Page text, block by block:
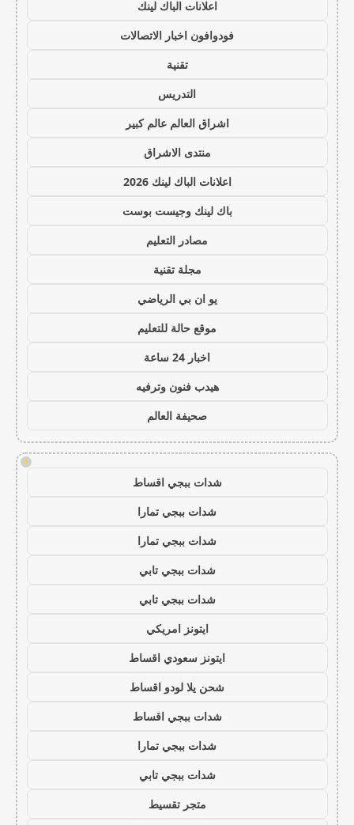
اعلانات الباك لينك
فودوافون اخبار الاتصالات
تقنية
التدريس
اشراق العالم عالم كبير
منتدى الاشراق
اعلانات الباك لينك 2026
باك لينك وجيست بوست
مصادر التعليم
مجلة تقنية
يو ان بي الرياضي
موقع حالة للتعليم
اخبار 24 ساعة
هيدب فنون وترفيه
صحيفة العالم
!
شدات ببجي اقساط
شدات ببجي تمارا
شدات ببجي تمارا
شدات ببجي تابي
شدات ببجي تابي
ايتونز امريكي
ايتونز سعودي اقساط
شحن يلا لودو اقساط
شدات ببجي اقساط
شدات ببجي تمارا
شدات ببجي تابي
متجر تقسيط